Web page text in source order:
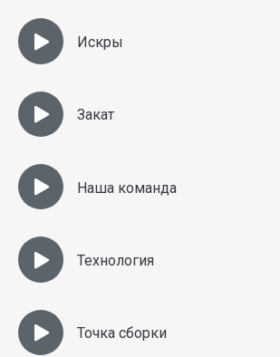
Искры
Закат
Наша команда
Технология
Точка сборки